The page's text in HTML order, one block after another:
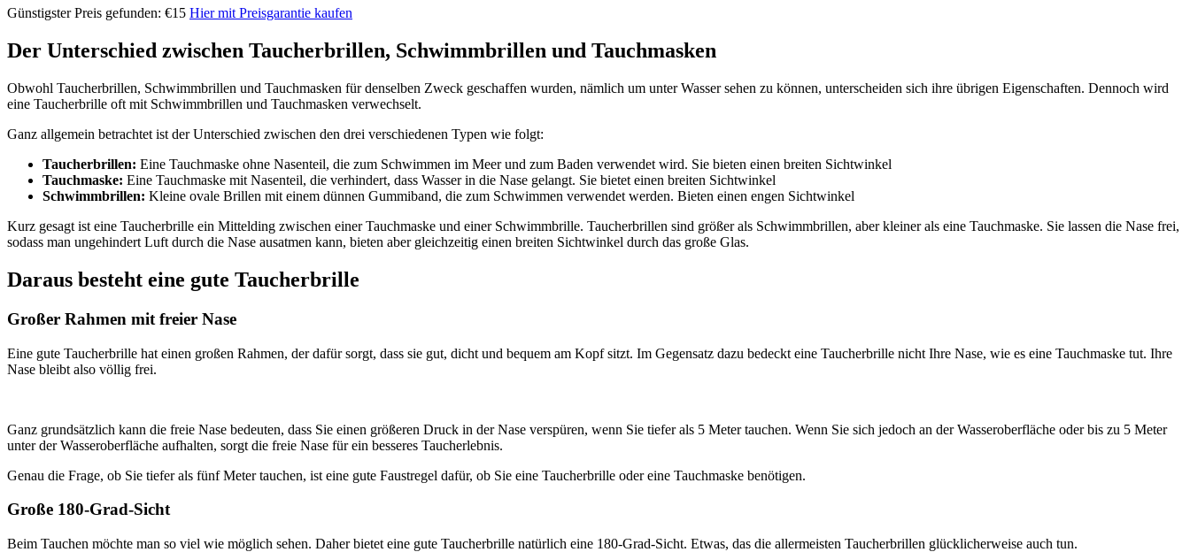
Günstigster Preis gefunden: €15 Hier mit Preisgarantie kaufen
Der Unterschied zwischen Taucherbrillen, Schwimmbrillen und Tauchmasken
Obwohl Taucherbrillen, Schwimmbrillen und Tauchmasken für denselben Zweck geschaffen wurden, nämlich um unter Wasser sehen zu können, unterscheiden sich ihre übrigen Eigenschaften. Dennoch wird
eine Taucherbrille oft mit Schwimmbrillen und Tauchmasken verwechselt.
Ganz allgemein betrachtet ist der Unterschied zwischen den drei verschiedenen Typen wie folgt:
Taucherbrillen: Eine Tauchmaske ohne Nasenteil, die zum Schwimmen im Meer und zum Baden verwendet wird. Sie bieten einen breiten Sichtwinkel
Tauchmaske: Eine Tauchmaske mit Nasenteil, die verhindert, dass Wasser in die Nase gelangt. Sie bietet einen breiten Sichtwinkel
Schwimmbrillen: Kleine ovale Brillen mit einem dünnen Gummiband, die zum Schwimmen verwendet werden. Bieten einen engen Sichtwinkel
Kurz gesagt ist eine Taucherbrille ein Mittelding zwischen einer Tauchmaske und einer Schwimmbrille. Taucherbrillen sind größer als Schwimmbrillen, aber kleiner als eine Tauchmaske. Sie lassen die Nase frei,
sodass man ungehindert Luft durch die Nase ausatmen kann, bieten aber gleichzeitig einen breiten Sichtwinkel durch das große Glas.
Daraus besteht eine gute Taucherbrille
Großer Rahmen mit freier Nase
Eine gute Taucherbrille hat einen großen Rahmen, der dafür sorgt, dass sie gut, dicht und bequem am Kopf sitzt. Im Gegensatz dazu bedeckt eine Taucherbrille nicht Ihre Nase, wie es eine Tauchmaske tut. Ihre
Nase bleibt also völlig frei.
Ganz grundsätzlich kann die freie Nase bedeuten, dass Sie einen größeren Druck in der Nase verspüren, wenn Sie tiefer als 5 Meter tauchen. Wenn Sie sich jedoch an der Wasseroberfläche oder bis zu 5 Meter
unter der Wasseroberfläche aufhalten, sorgt die freie Nase für ein besseres Taucherlebnis.
Genau die Frage, ob Sie tiefer als fünf Meter tauchen, ist eine gute Faustregel dafür, ob Sie eine Taucherbrille oder eine Tauchmaske benötigen.
Große 180-Grad-Sicht
Beim Tauchen möchte man so viel wie möglich sehen. Daher bietet eine gute Taucherbrille natürlich eine 180-Grad-Sicht. Etwas, das die allermeisten Taucherbrillen glücklicherweise auch tun.